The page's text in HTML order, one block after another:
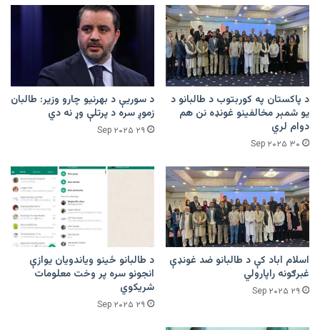
د پاکستان په کوربتوب د طالبانو د
یو شمېر مخالفینو غونډه نن هم
دوام لري
۳۰ Sep ۲۰۲۵
د سوریې د بهرنیو چارو وزیر: طالبان
زموږ سره د پرتلې وړ نه دي
۲۹ Sep ۲۰۲۵
اسلام اباد کې د طالبانو ضد غونډې
غبرګونه راپارولي
۲۹ Sep ۲۰۲۵
د طالبانو ځینو ویاندویان یوازې
انجونو سره پر وخت معلومات
شریکوي
۲۹ Sep ۲۰۲۵